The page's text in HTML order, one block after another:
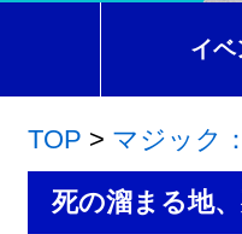
イベ
TOP > マジック
死の溜まる地